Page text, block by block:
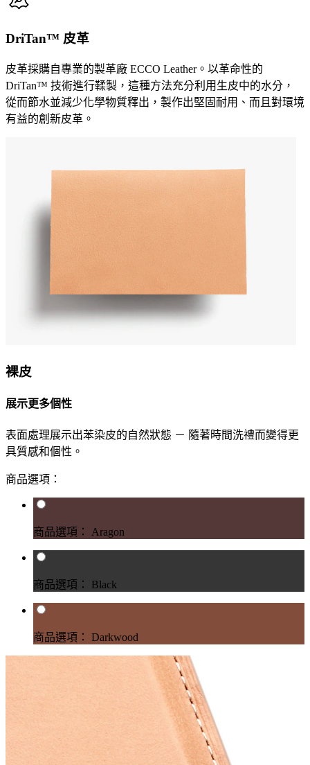
DriTan™ 皮革
皮革採購自專業的製革廠 ECCO Leather。以革命性的
DriTan™ 技術進行鞣製，這種方法充分利用生皮中的水分，
從而節水並減少化學物質釋出，製作出堅固耐用、而且對環境
有益的創新皮革。
裸皮
展示更多個性
表面處理展示出苯染皮的自然狀態 － 隨著時間洗禮而變得更
具質感和個性。
商品選項：
商品選項： Aragon
商品選項： Black
商品選項： Darkwood